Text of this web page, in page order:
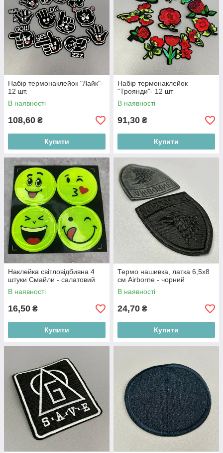
Набір термонаклейок "Лайк"-
12 шт.
В наявності
108,60 ₴
Купити
Набір термонаклейок
"Троянди"- 12 шт
В наявності
91,30 ₴
Купити
Наклейка світловідбивна 4
штуки Смайли - салатовий
В наявності
16,50 ₴
Купити
Термо нашивка, латка 6,5х8
см Airborne - чорний
В наявності
24,70 ₴
Купити